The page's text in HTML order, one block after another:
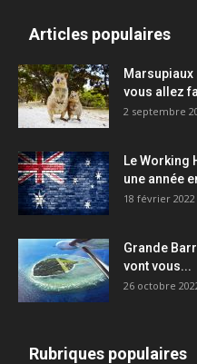
Articles populaires
vous allez
2 septembre
Le Working
une année
18 février 2022
Grande
vont vous...
26 octobre
Rubriques populaires